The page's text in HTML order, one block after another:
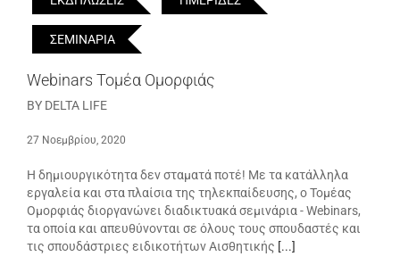
ΣΕΜΙΝΑΡΙΑ
Webinars Τομέα Ομορφιάς
BY DELTA LIFE
27 Νοεμβρίου, 2020
Η δημιουργικότητα δεν σταματά ποτέ! Με τα κατάλληλα
εργαλεία και στα πλαίσια της τηλεκπαίδευσης, ο Τομέας
Ομορφιάς διοργανώνει διαδικτυακά σεμινάρια - Webinars,
τα οποία και απευθύνονται σε όλους τους σπουδαστές και
τις σπουδάστριες ειδικοτήτων Αισθητικής [...]